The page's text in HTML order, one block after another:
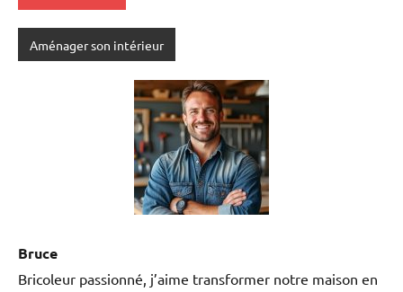
Aménager son intérieur
Bruce
Bricoleur passionné, j’aime transformer notre maison en